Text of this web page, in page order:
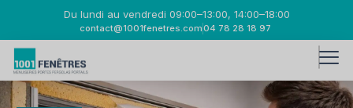
Du lundi au vendredi 09:00–13:00, 14:00–18:00
contact@1001fenetres.com04 78 28 18 97